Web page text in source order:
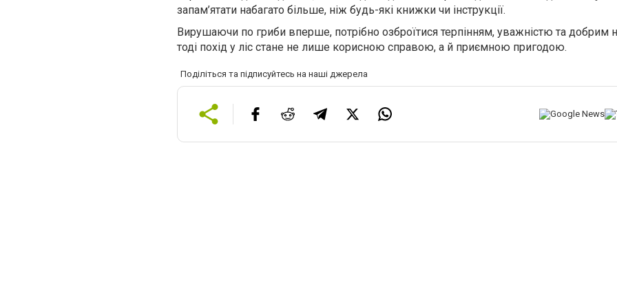
запам’ятати набагато більше, ніж будь-які книжки чи інструкції.
Вирушаючи по гриби вперше, потрібно озброїтися терпінням, уважністю та добрим
тоді похід у ліс стане не лише корисною справою, а й приємною пригодою.
Поділіться та підписуйтесь на наші джерела